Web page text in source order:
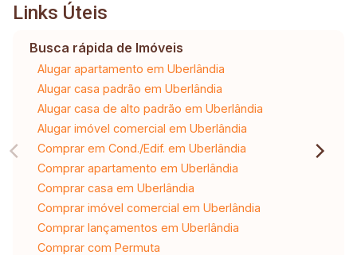
Links Úteis
Busca rápida de Imóveis
Alugar apartamento em Uberlândia
Alugar casa padrão em Uberlândia
Alugar casa de alto padrão em Uberlândia
Alugar imóvel comercial em Uberlândia
Comprar em Cond./Edif. em Uberlândia
Comprar apartamento em Uberlândia
Comprar casa em Uberlândia
Comprar imóvel comercial em Uberlândia
Comprar lançamentos em Uberlândia
Comprar com Permuta